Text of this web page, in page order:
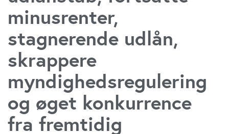
minusrenter,
stagnerende udlån,
skrappere
myndighedsregulering
og øget konkurrence
fra fremtidig